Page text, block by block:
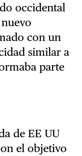
occidental
con un
similar a
parte
de EE UU
el objetivo